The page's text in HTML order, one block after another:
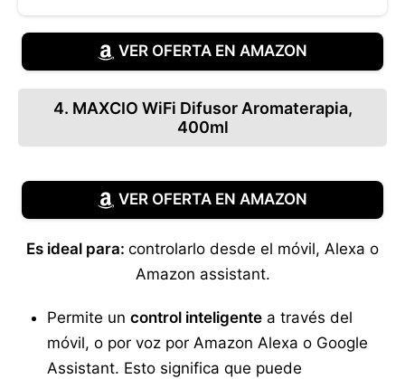
VER OFERTA EN AMAZON
4. MAXCIO WiFi Difusor Aromaterapia,
400ml
VER OFERTA EN AMAZON
Es ideal para: controlarlo desde el móvil, Alexa o
Amazon assistant.
Permite un control inteligente a través del
móvil, o por voz por Amazon Alexa o Google
Assistant. Esto significa que puede